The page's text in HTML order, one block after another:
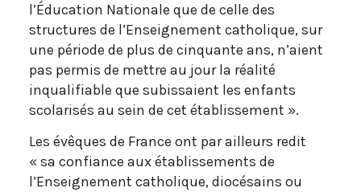
l’Éducation Nationale que de celle des
structures de l’Enseignement catholique, sur
une période de plus de cinquante ans, n’aient
pas permis de mettre au jour la réalité
inqualifiable que subissaient les enfants
scolarisés au sein de cet établissement ».
Les évêques de France ont par ailleurs redit
« sa confiance aux établissements de
l’Enseignement catholique, diocésains ou